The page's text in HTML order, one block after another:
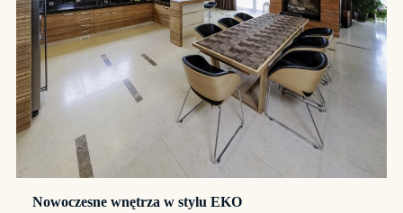
Nowoczesne wnętrza w stylu EKO